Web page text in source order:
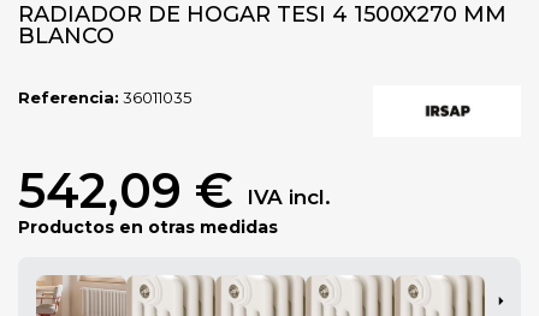
RADIADOR DE HOGAR TESI 4 1500X270 MM
BLANCO
Referencia: 36011035
542,09 € IVA incl.
Productos en otras medidas